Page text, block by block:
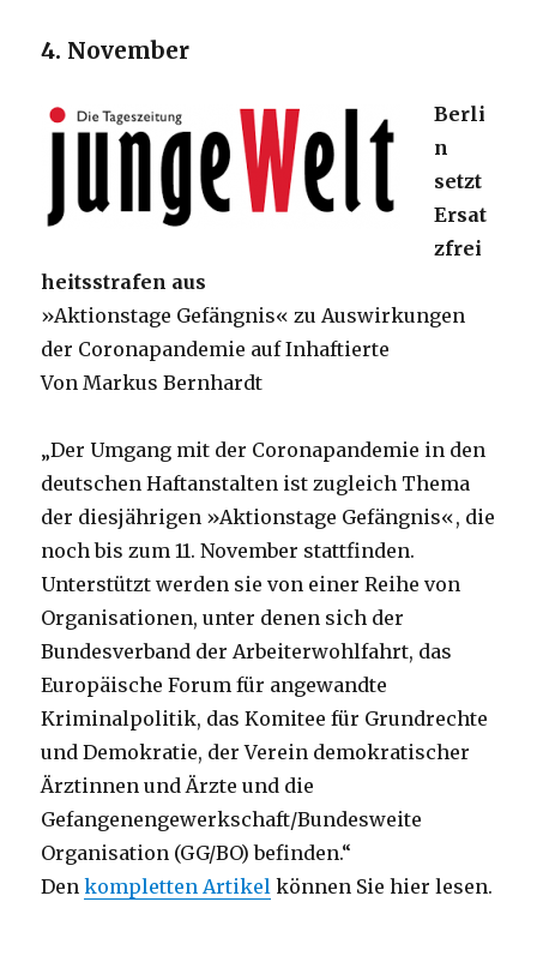
4. November
Berli
n
setzt
Ersat
zfrei
heitsstrafen aus
»Aktionstage Gefängnis« zu Auswirkungen
der Coronapandemie auf Inhaftierte
Von Markus Bernhardt
„Der Umgang mit der Coronapandemie in den
deutschen Haftanstalten ist zugleich Thema
der diesjährigen »Aktionstage Gefängnis«, die
noch bis zum 11. November stattfinden.
Unterstützt werden sie von einer Reihe von
Organisationen, unter denen sich der
Bundesverband der Arbeiterwohlfahrt, das
Europäische Forum für angewandte
Kriminalpolitik, das Komitee für Grundrechte
und Demokratie, der Verein demokratischer
Ärztinnen und Ärzte und die
Gefangenengewerkschaft/Bundesweite
Organisation (GG/BO) befinden.“
Denkompletten Artikel können Sie hier lesen.